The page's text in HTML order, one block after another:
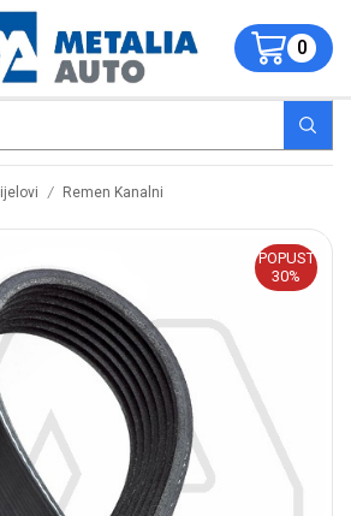
0
/ Remen Kanalni
POPUST
30%